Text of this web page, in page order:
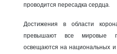
проводится пересадка сердца.
Достижения в области
превышают все мировые
освещаются на национальных